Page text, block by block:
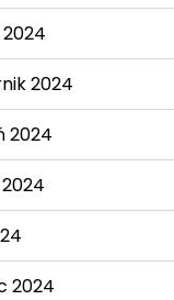
2024
2024
2024